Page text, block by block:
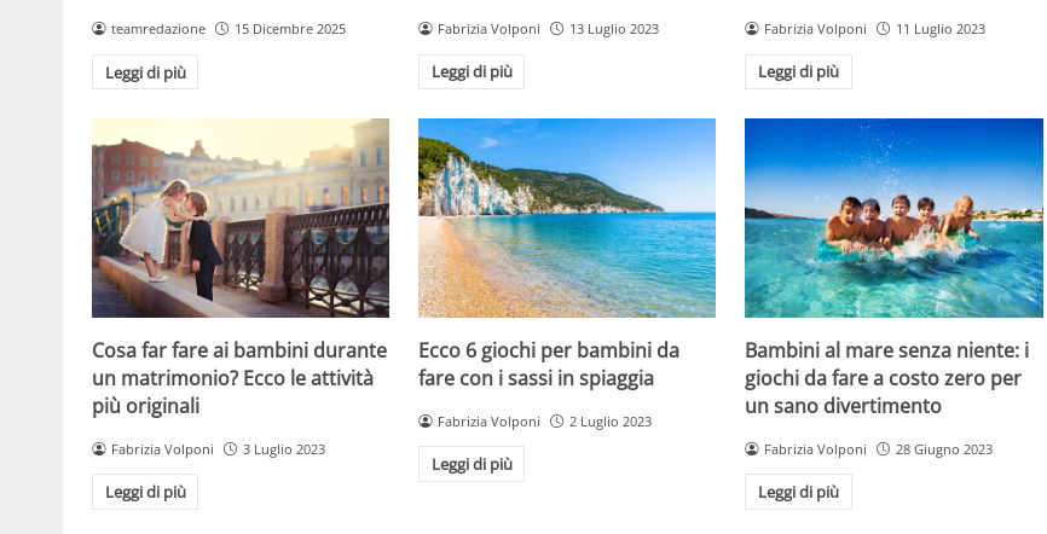
teamredazione 15 Dicembre 2025
Leggi di più
Fabrizia Volponi 13 Luglio 2023
Leggi di più
Fabrizia Volponi 11 Luglio 2023
Leggi di più
Cosa far fare ai bambini durante
un matrimonio? Ecco le attività
più originali
Fabrizia Volponi 3 Luglio 2023
Leggi di più
Ecco 6 giochi per bambini da
fare con i sassi in spiaggia
Fabrizia Volponi 2 Luglio 2023
Leggi di più
Bambini al mare senza niente: i
giochi da fare a costo zero per
un sano divertimento
Fabrizia Volponi 28 Giugno 2023
Leggi di più